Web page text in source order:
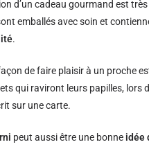
d’un cadeau gourmand est
emballés avec soin et
.
de faire plaisir à un proche
qui raviront leurs papilles, lors
sur une carte.
peut aussi être une bonne idée